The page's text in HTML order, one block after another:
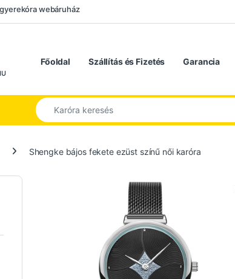
webáruház
Főoldal Szállítás és Fizetés Garancia
Keresés a következőre:
Shengke bájos fekete ezüst színű női karóra